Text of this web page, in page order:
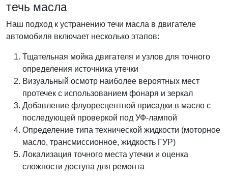
течь масла
Наш подход к устранению течи масла в двигателе
автомобиля включает несколько этапов:
Тщательная мойка двигателя и узлов для точного
определения источника утечки
Визуальный осмотр наиболее вероятных мест
протечек с использованием фонаря и зеркал
Добавление флуоресцентной присадки в масло с
последующей проверкой под УФ-лампой
Определение типа технической жидкости (моторное
масло, трансмиссионное, жидкость ГУР)
Локализация точного места утечки и оценка
сложности доступа для ремонта